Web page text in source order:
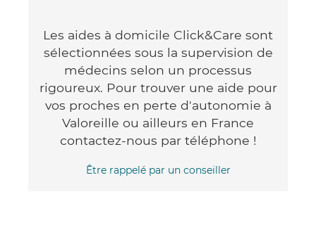
Les aides à domicile Click&Care sont
sélectionnées sous la supervision de
médecins selon un processus
rigoureux. Pour trouver une aide pour
vos proches en perte d'autonomie à
Valoreille ou ailleurs en France
contactez-nous par téléphone !
Être rappelé par un conseiller